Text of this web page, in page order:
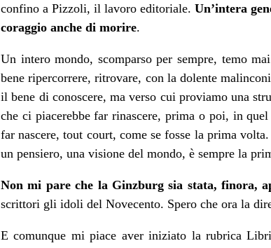
confino a Pizzoli, il lavoro editoriale. Un’intera
coraggio anche di morire.
Un intero mondo, scomparso per sempre, temo
bene ripercorrere, ritrovare, con la dolente
il bene di conoscere, ma verso cui proviamo una
che ci piacerebbe far rinascere, prima o poi, in
far nascere, tout court, come se fosse la prima
un pensiero, una visione del mondo, è sempre la
Non mi pare che la Ginzburg sia stata, finora,
scrittori gli idoli del Novecento. Spero che ora la
E comunque mi piace aver iniziato la rubrica